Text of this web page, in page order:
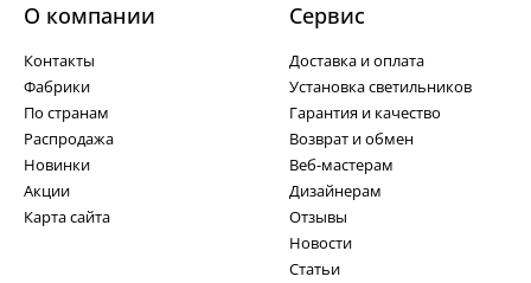
О компании
Контакты
Фабрики
По странам
Распродажа
Новинки
Акции
Карта сайта
Cервис
Доставка и оплата
Установка светильников
Гарантия и качество
Возврат и обмен
Веб-мастерам
Дизайнерам
Отзывы
Новости
Статьи